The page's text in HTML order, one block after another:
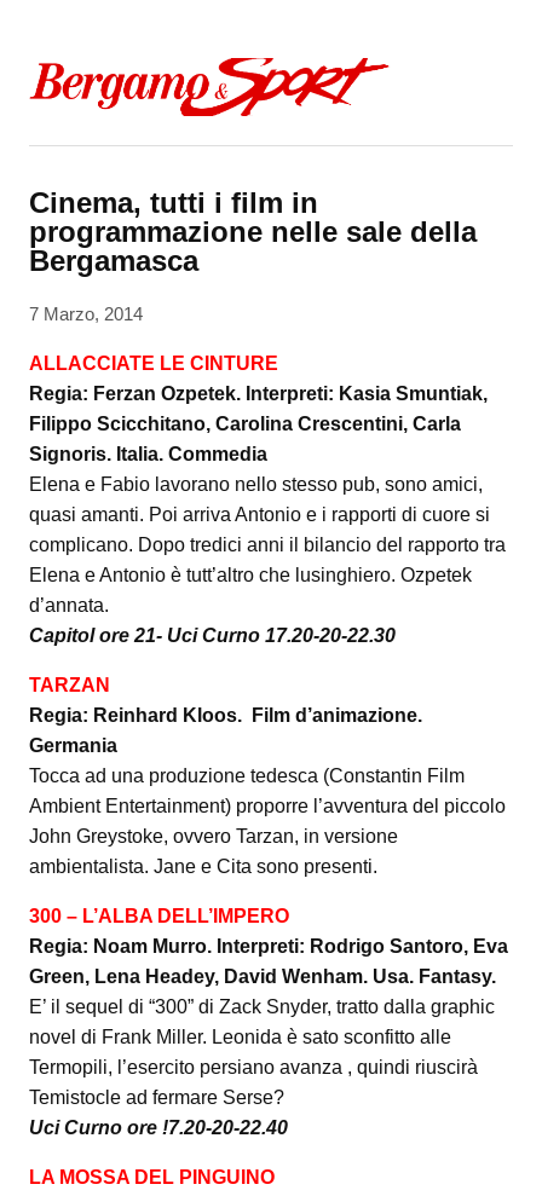
Cinema, tutti i film in
programmazione nelle sale della
Bergamasca
7 Marzo, 2014
ALLACCIATE LE CINTURE
Regia: Ferzan Ozpetek. Interpreti: Kasia Smuntiak,
Filippo Scicchitano, Carolina Crescentini, Carla
Signoris. Italia. Commedia
Elena e Fabio lavorano nello stesso pub, sono amici,
quasi amanti. Poi arriva Antonio e i rapporti di cuore si
complicano. Dopo tredici anni il bilancio del rapporto tra
Elena e Antonio è tutt’altro che lusinghiero. Ozpetek
d’annata.
Capitol ore 21- Uci Curno 17.20-20-22.30
TARZAN
Regia: Reinhard Kloos. Film d’animazione.
Germania
Tocca ad una produzione tedesca (Constantin Film
Ambient Entertainment) proporre l’avventura del piccolo
John Greystoke, ovvero Tarzan, in versione
ambientalista. Jane e Cita sono presenti.
300 – L’ALBA DELL’IMPERO
Regia: Noam Murro. Interpreti: Rodrigo Santoro, Eva
Green, Lena Headey, David Wenham. Usa. Fantasy.
E’ il sequel di “300” di Zack Snyder, tratto dalla graphic
novel di Frank Miller. Leonida è sato sconfitto alle
Termopili, l’esercito persiano avanza , quindi riuscirà
Temistocle ad fermare Serse?
Uci Curno ore !7.20-20-22.40
LA MOSSA DEL PINGUINO